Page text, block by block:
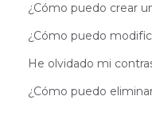
¿Cómo puedo crear
¿Cómo puedo
He olvidado mi
¿Cómo puedo